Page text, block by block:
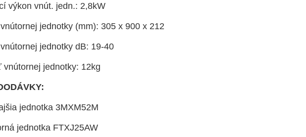
výkon vnút. jedn.: 2,8kW
jednotky (mm): 305 x 900 x 212
jednotky dB: 19-40
vnútornej jednotky: 12kg
jednotka 3MXM52M
jednotka FTXJ25AW